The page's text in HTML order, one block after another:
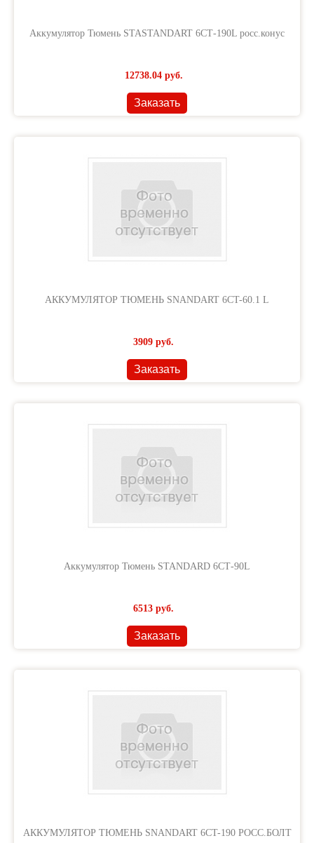
Аккумулятор Тюмень STASTANDART 6СТ-190L росс.конус
12738.04 руб.
Заказать
АККУМУЛЯТОР ТЮМЕНЬ SNANDART 6CT-60.1 L
3909 руб.
Заказать
Аккумулятор Тюмень STANDARD 6СТ-90L
6513 руб.
Заказать
АККУМУЛЯТОР ТЮМЕНЬ SNANDART 6CT-190 РОСС.БОЛТ